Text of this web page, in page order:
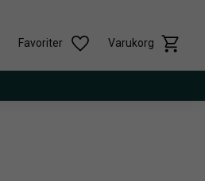
Favoriter Varukorg
Önskelista